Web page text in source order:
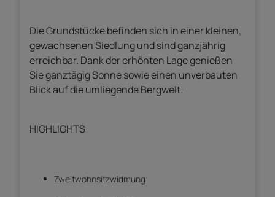
Die Grundstücke befinden sich in einer kleinen,
gewachsenen Siedlung und sind ganzjährig
erreichbar. Dank der erhöhten Lage genießen
Sie ganztägig Sonne sowie einen unverbauten
Blick auf die umliegende Bergwelt.
HIGHLIGHTS
Zweitwohnsitzwidmung